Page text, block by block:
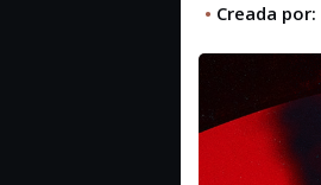
• Creada por: